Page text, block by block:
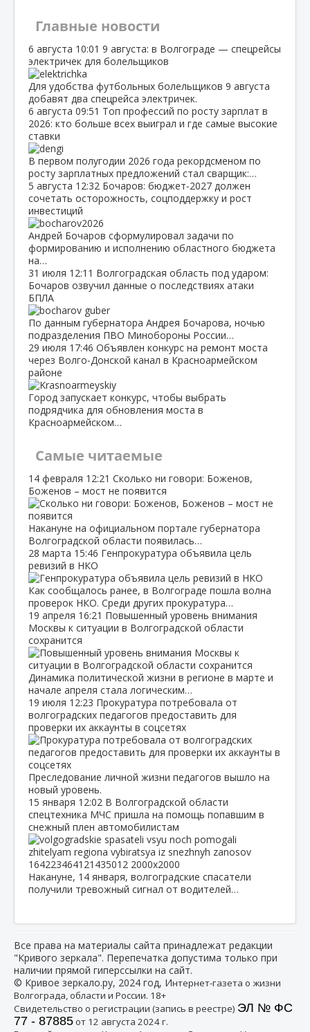
Главные новости
6 августа 10:01 9 августа: в Волгограде — спецрейсы
электричек для болельщиков
Для удобства футбольных болельщиков 9 августа
добавят два спецрейса электричек.
6 августа 09:51 Топ профессий по росту зарплат в
2026: кто больше всех выиграл и где самые высокие
ставки
В первом полугодии 2026 года рекордсменом по
росту зарплатных предложений стал сварщик:…
5 августа 12:32 Бочаров: бюджет‑2027 должен
сочетать осторожность, соцподдержку и рост
инвестиций
Андрей Бочаров сформулировал задачи по
формированию и исполнению областного бюджета
на…
31 июля 12:11 Волгоградская область под ударом:
Бочаров озвучил данные о последствиях атаки
БПЛА
По данным губернатора Андрея Бочарова, ночью
подразделения ПВО Минобороны России…
29 июля 17:46 Объявлен конкурс на ремонт моста
через Волго‑Донской канал в Красноармейском
районе
Город запускает конкурс, чтобы выбрать
подрядчика для обновления моста в
Красноармейском…
Самые читаемые
14 февраля 12:21 Сколько ни говори: Боженов,
Боженов – мост не появится
Накануне на официальном портале губернатора
Волгоградской области появилась…
28 марта 15:46 Генпрокуратура объявила цель
ревизий в НКО
Как сообщалось ранее, в Волгограде пошла волна
проверок НКО. Среди других прокуратура…
19 апреля 16:21 Повышенный уровень внимания
Москвы к ситуации в Волгоградской области
сохранится
Динамика политической жизни в регионе в марте и
начале апреля стала логическим…
19 июля 12:23 Прокуратура потребовала от
волгоградских педагогов предоставить для
проверки их аккаунты в соцсетях
Преследование личной жизни педагогов вышло на
новый уровень.
15 января 12:02 В Волгоградской области
спецтехника МЧС пришла на помощь попавшим в
снежный плен автомобилистам
Накануне, 14 января, волгоградские спасатели
получили тревожный сигнал от водителей…
Все права на материалы сайта принадлежат редакции
"Кривого зеркала". Перепечатка допустима только при
наличии прямой гиперссылки на сайт.
© Кривое зеркало.ру, 2024 год, Интернет-газета о жизни
Волгограда, области и России. 18+
Свидетельство о регистрации (запись в реестре) ЭЛ № ФС
77 - 87885от 12 августа 2024 г.